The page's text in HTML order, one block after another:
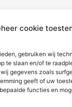
cookie
gebruiken wij
te slaan en/of te
gegevens zoals
geeft of uw
functies en
via telefoon of